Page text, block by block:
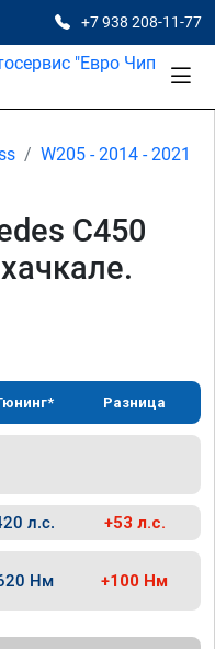
+7 938 208-11-77
W205 - 2014 - 2021
C450
Разница
л.с. +53 л.с.
Нм +100 Нм